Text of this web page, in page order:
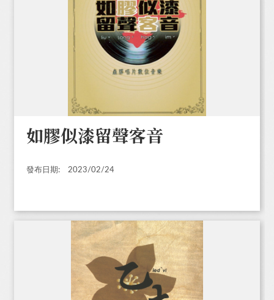
如膠似漆留聲客音
發布日期: 2023/02/24